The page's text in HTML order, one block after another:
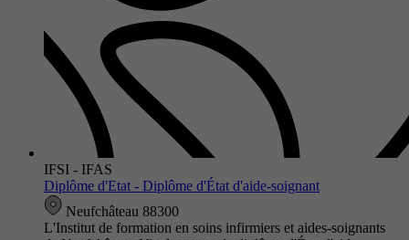
IFSI - IFAS
Diplôme d'Etat - Diplôme d'État d'aide-soignant
Neufchâteau 88300
L'Institut de formation en soins infirmiers et aides-soignants